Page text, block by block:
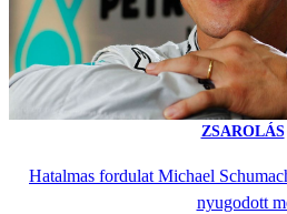
ZSAROLÁS
Hatalmas fordulat Michael
nyugodott